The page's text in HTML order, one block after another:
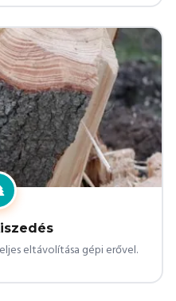
eltávolítása gépi erővel.